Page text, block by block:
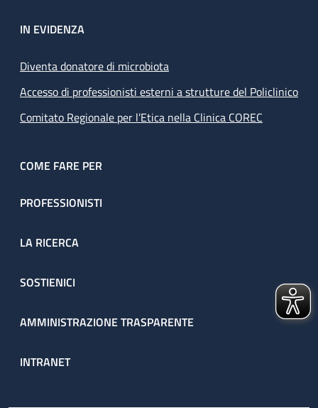
IN EVIDENZA
Diventa donatore di microbiota
Accesso di professionisti esterni a strutture del Policlinico
Comitato Regionale per l’Etica nella Clinica COREC
COME FARE PER
PROFESSIONISTI
LA RICERCA
SOSTIENICI
AMMINISTRAZIONE TRASPARENTE
INTRANET